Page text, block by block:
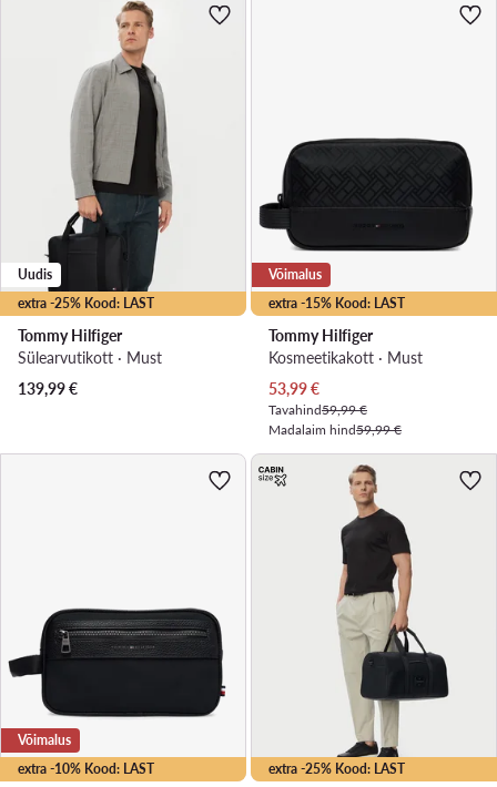
extra -25% Kood: LAST
Uudis
Tommy Hilfiger
Sülearvutikott · Must
139,99€
extra -15% Kood: LAST
Võimalus
Tommy Hilfiger
Kosmeetikakott · Must
Praegune hind
53,99€
Tavahind59,99 €
Madalaim hind59,99 €
extra -10% Kood: LAST
Võimalus
extra -25% Kood: LAST